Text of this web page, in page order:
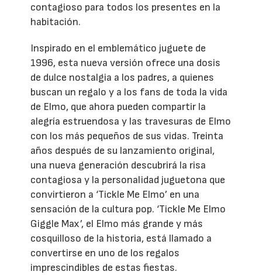
contagioso para todos los presentes en la
habitación.
Inspirado en el emblemático juguete de
1996, esta nueva versión ofrece una dosis
de dulce nostalgia a los padres, a quienes
buscan un regalo y a los fans de toda la vida
de Elmo, que ahora pueden compartir la
alegría estruendosa y las travesuras de Elmo
con los más pequeños de sus vidas. Treinta
años después de su lanzamiento original,
una nueva generación descubrirá la risa
contagiosa y la personalidad juguetona que
convirtieron a ‘Tickle Me Elmo’ en una
sensación de la cultura pop. ‘Tickle Me Elmo
Giggle Max’, el Elmo más grande y más
cosquilloso de la historia, está llamado a
convertirse en uno de los regalos
imprescindibles de estas fiestas.